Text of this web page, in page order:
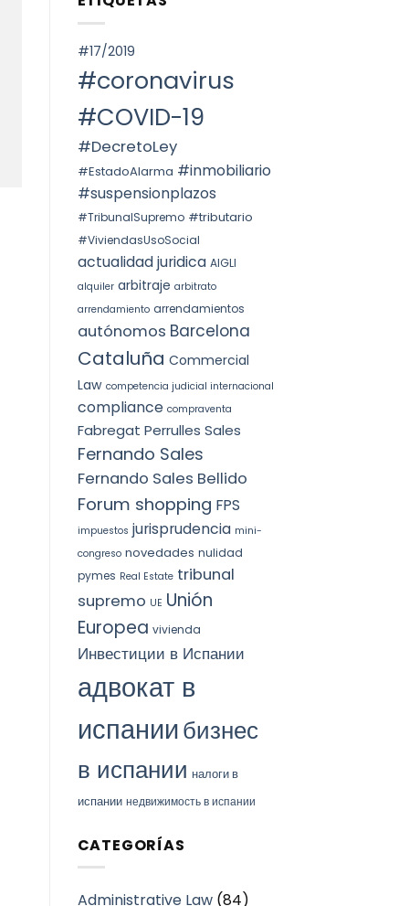
ОКРУГА
Voto
la
STS
la
prórroga
indefinida
#17/2019
#coronavirus
#COVID-19
#DecretoLey
#EstadoAlarma #inmobiliario
#suspensionplazos
#TribunalSupremo #tributario
#ViviendasUsoSocial
actualidad juridica AIGLI
alquiler arbitraje arbitrato
arrendamiento arrendamientos
autónomos Barcelona
Cataluña Commercial
Law competencia judicial internacional
compliance compraventa
Fabregat Perrulles Sales
Fernando Sales
Fernando Sales Bellido
Forum shopping FPS
impuestos jurisprudencia mini-
congreso novedades nulidad
pymes Real Estate tribunal
supremo UE Unión
Europea vivienda
Инвестиции в Испании
адвокат в
испаниибизнес
в испании налоги в
испании недвижимость в испании
CATEGORÍAS
Administrative Law(84)